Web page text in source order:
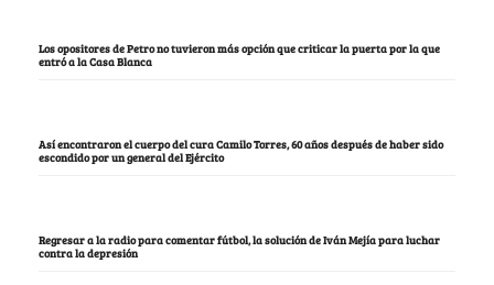
Los opositores de Petro no tuvieron más opción que criticar la puerta por la que
entró a la Casa Blanca
Así encontraron el cuerpo del cura Camilo Torres, 60 años después de haber sido
escondido por un general del Ejército
Regresar a la radio para comentar fútbol, la solución de Iván Mejía para luchar
contra la depresión